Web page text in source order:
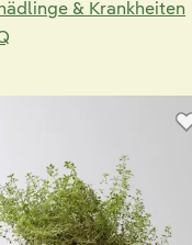
& Krankheiten